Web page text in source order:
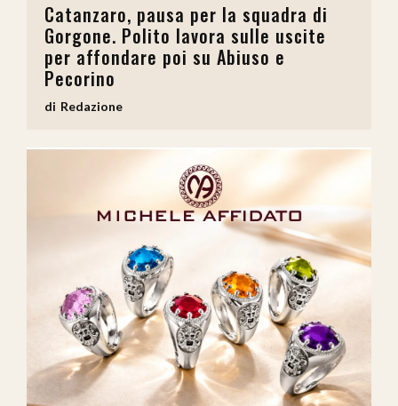
Catanzaro, pausa per la squadra di
Gorgone. Polito lavora sulle uscite
per affondare poi su Abiuso e
Pecorino
Redazione